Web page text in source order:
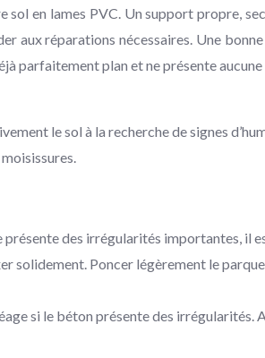
en lames PVC. Un support propre,
aux réparations nécessaires. Une
parfaitement plan et ne présente
le sol à la recherche de signes
des irrégularités importantes, il
solidement. Poncer légèrement le
si le béton présente des